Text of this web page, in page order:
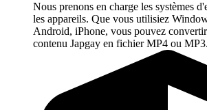
Nous prenons en charge les systèmes
les appareils. Que vous utilisiez
Android, iPhone, vous pouvez
contenu Japgay en fichier MP4 ou MP3.